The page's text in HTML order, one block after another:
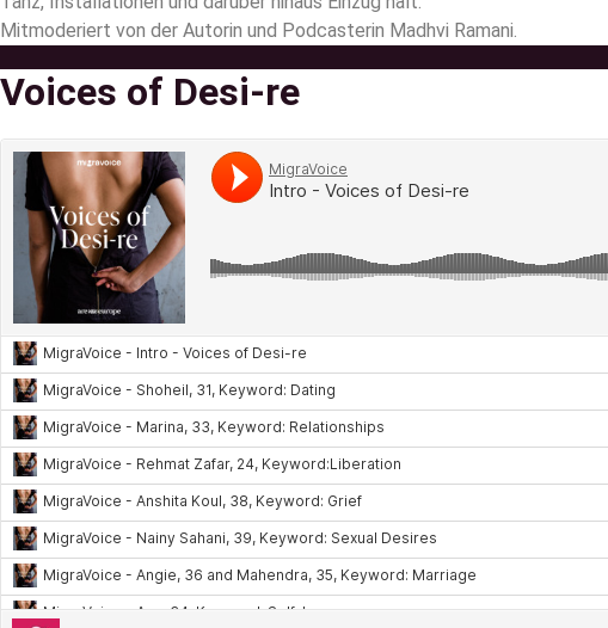
Mitmoderiert von der Autorin und Podcasterin Madhvi Ramani.
Voices of Desi-re